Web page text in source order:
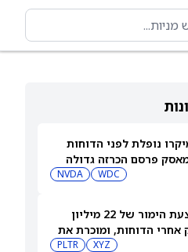
נופלת לפני הדוחות
פרסם הכרזה גדולה
WDC
NVDA
קאתי ווד מבצעת הימור של 22 מיליון
אחרי הדוחות, ומוכרת את
XYZ
PLTR